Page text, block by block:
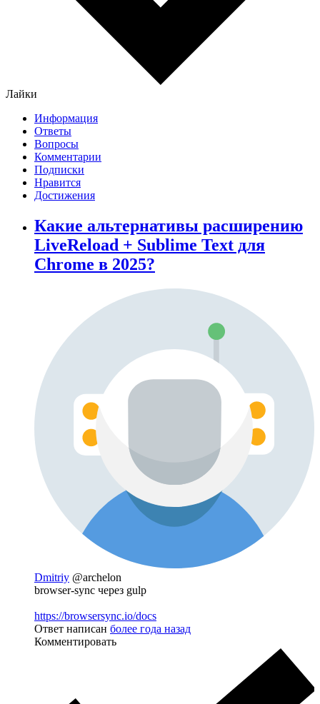
Лайки
Информация
Ответы
Вопросы
Комментарии
Подписки
Нравится
Достижения
Какие альтернативы расширению
LiveReload + Sublime Text для
Chrome в 2025?
Dmitriy @archelon
browser-sync через gulp
https://browsersync.io/docs
Ответ написан более года назад
Комментировать